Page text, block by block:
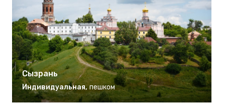
Сызрань
Индивидуальная, пешком